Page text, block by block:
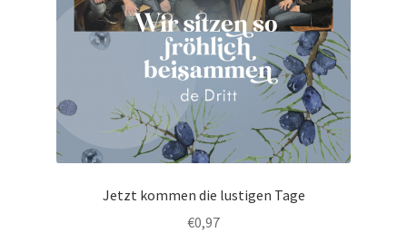
Jetzt kommen die lustigen Tage
€0,97